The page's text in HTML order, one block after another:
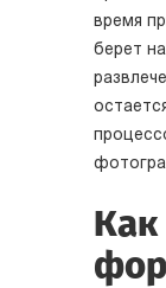
время
берет